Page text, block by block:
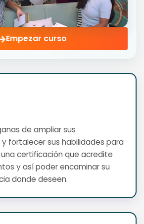
Empezar curso
de ampliar sus
fortalecer sus habilidades para
certificación que acredite
y así poder encaminar su
donde deseen.